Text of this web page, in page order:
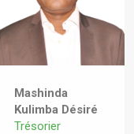
Mashinda
Kulimba Désiré
Trésorier